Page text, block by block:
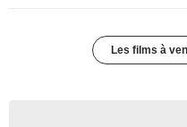
Les films à